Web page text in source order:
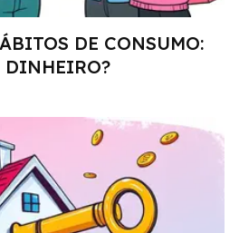
DE CONSUMO:
DINHEIRO?